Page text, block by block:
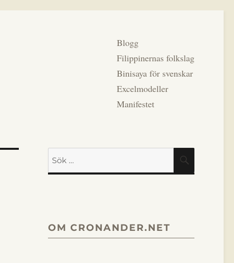
Blogg
Filippinernas folkslag
Binisaya för svenskar
Excelmodeller
Manifestet
OM CRONANDER.NET